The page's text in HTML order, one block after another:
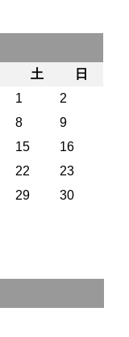
土
日
1
2
8
9
15
16
22
23
29
30